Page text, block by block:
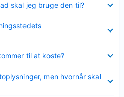
skal jeg bruge den til?
til at koste?
men hvornår skal